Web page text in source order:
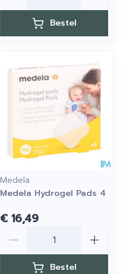
Bestel
Medela
Medela Hydrogel Pads 4
€ 16,49
Bestel